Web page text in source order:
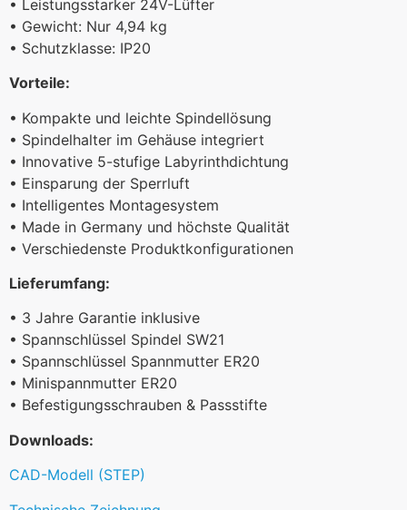
• Leistungsstarker 24V-Lüfter
• Gewicht: Nur 4,94 kg
• Schutzklasse: IP20
Vorteile:
• Kompakte und leichte Spindellösung
• Spindelhalter im Gehäuse integriert
• Innovative 5-stufige Labyrinthdichtung
• Einsparung der Sperrluft
• Intelligentes Montagesystem
• Made in Germany und höchste Qualität
• Verschiedenste Produktkonfigurationen
Lieferumfang:
• 3 Jahre Garantie inklusive
• Spannschlüssel Spindel SW21
• Spannschlüssel Spannmutter ER20
• Minispannmutter ER20
• Befestigungsschrauben & Passstifte
Downloads:
CAD-Modell (STEP)